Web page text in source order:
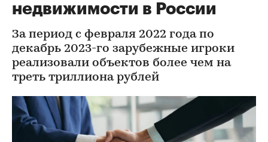
недвижимости в России
За период с февраля 2022 года по
декабрь 2023-го зарубежные игроки
реализовали объектов более чем на
треть триллиона рублей